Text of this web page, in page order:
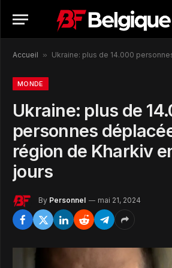
Accueil » Ukraine: plus de 14.000 personnes déplacées dans la
MONDE
Ukraine: plus de
personnes
région de Kharkiv
jours
By Personnel mai 21, 2024